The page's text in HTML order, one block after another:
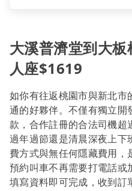
大溪普濟堂到大
人座$1619
如你有往返桃園市與新北
通的好夥伴。不僅有獨立開
款，合作註冊的合法司機超
過年過節還是清晨深夜上下
費方式與無任何隱藏費用
預約叫車不再需要打電話或
填寫資料即可完成，收到